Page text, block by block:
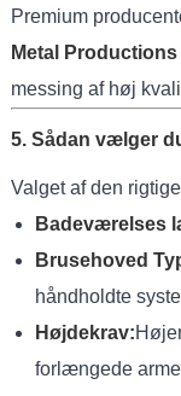
Premium
Metal
messing af høj
5. Sådan vælger
Valget af den
Badeværelses
Brusehoved
håndholdte
Højdekrav:
forlængede